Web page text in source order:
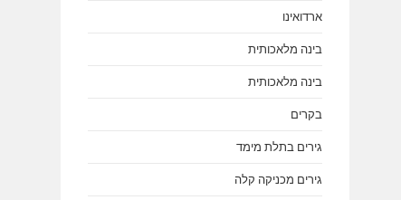
ארדואינו
בינה מלאכותית
בינה מלאכותית
בקרים
גירים בתלת מימד
גירים מכניקה קלה